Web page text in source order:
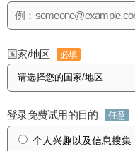
国家/地区 必填
登录免费试用的目的 任意
个人兴趣以及信息搜集